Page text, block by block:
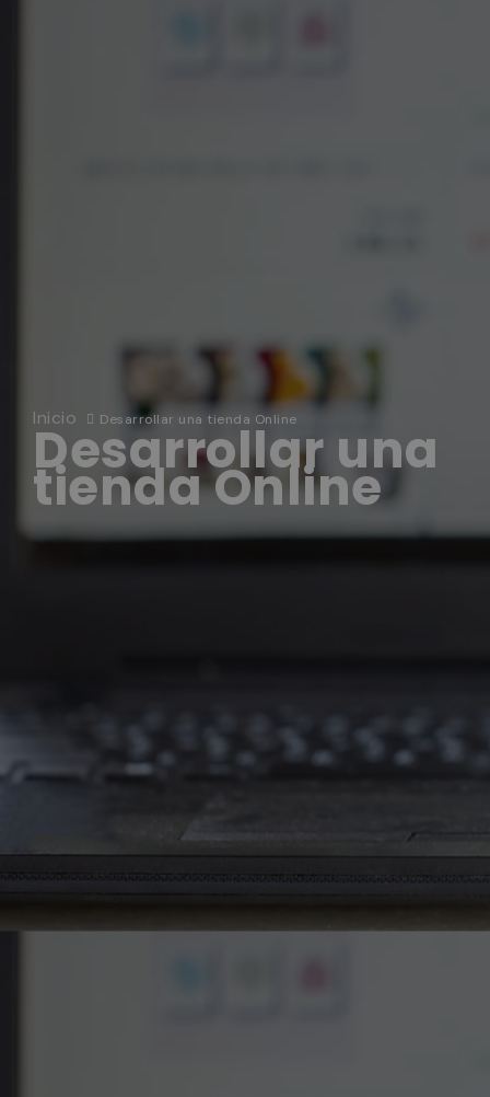
Inicio Desarrollar una tienda Online
Desarrollar una
tienda Online